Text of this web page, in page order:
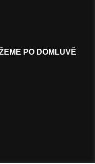
PO DOMLUVĚ